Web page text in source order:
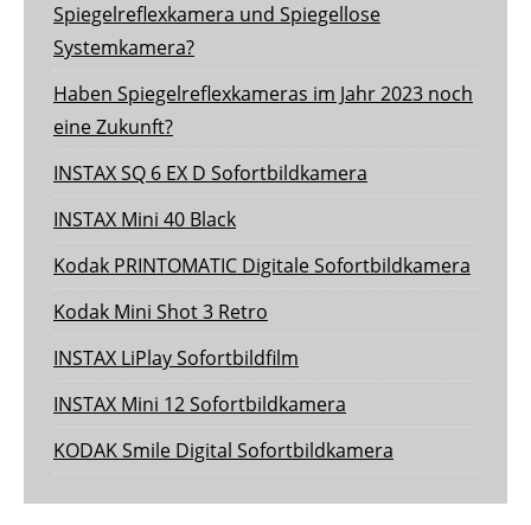
Spiegelreflexkamera und Spiegellose
Systemkamera?
Haben Spiegelreflexkameras im Jahr 2023 noch
eine Zukunft?
INSTAX SQ 6 EX D Sofortbildkamera
INSTAX Mini 40 Black
Kodak PRINTOMATIC Digitale Sofortbildkamera
Kodak Mini Shot 3 Retro
INSTAX LiPlay Sofortbildfilm
INSTAX Mini 12 Sofortbildkamera
KODAK Smile Digital Sofortbildkamera